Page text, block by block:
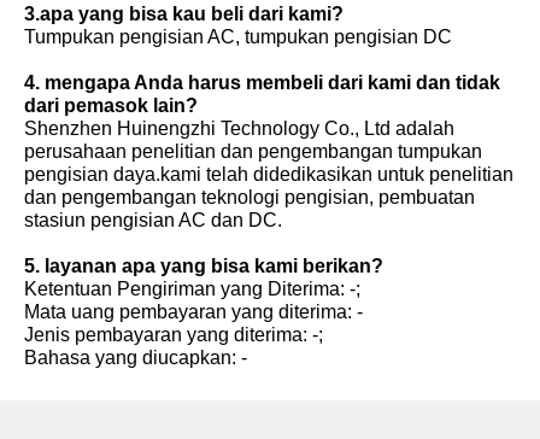
3.apa yang bisa kau beli dari kami?
Tumpukan pengisian AC, tumpukan pengisian DC
4. mengapa Anda harus membeli dari kami dan tidak
dari pemasok lain?
Shenzhen Huinengzhi Technology Co., Ltd adalah
perusahaan penelitian dan pengembangan tumpukan
pengisian daya.kami telah didedikasikan untuk penelitian
dan pengembangan teknologi pengisian, pembuatan
stasiun pengisian AC dan DC.
5. layanan apa yang bisa kami berikan?
Ketentuan Pengiriman yang Diterima: -;
Mata uang pembayaran yang diterima: -
Jenis pembayaran yang diterima: -;
Bahasa yang diucapkan: -